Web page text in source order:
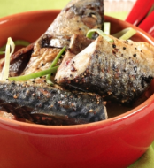
УДЪЛЖАВАНЕ НА
ЖИВОТ И
НЕГОВОТО КАЧЕСТВО